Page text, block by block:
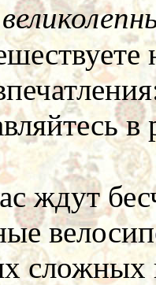
ждут
сложных